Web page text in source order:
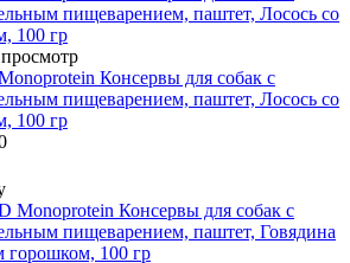
Консервы для собак с
пищеварением, паштет, Лосось со
100 гр